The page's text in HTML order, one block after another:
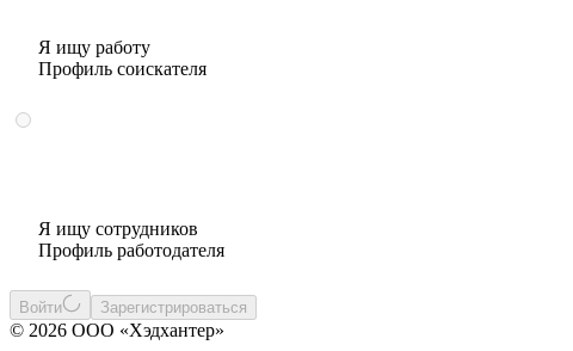
Я ищу работу
Профиль соискателя
Я ищу сотрудников
Профиль работодателя
Войти Зарегистрироваться
© 2026 ООО «Хэдхантер»